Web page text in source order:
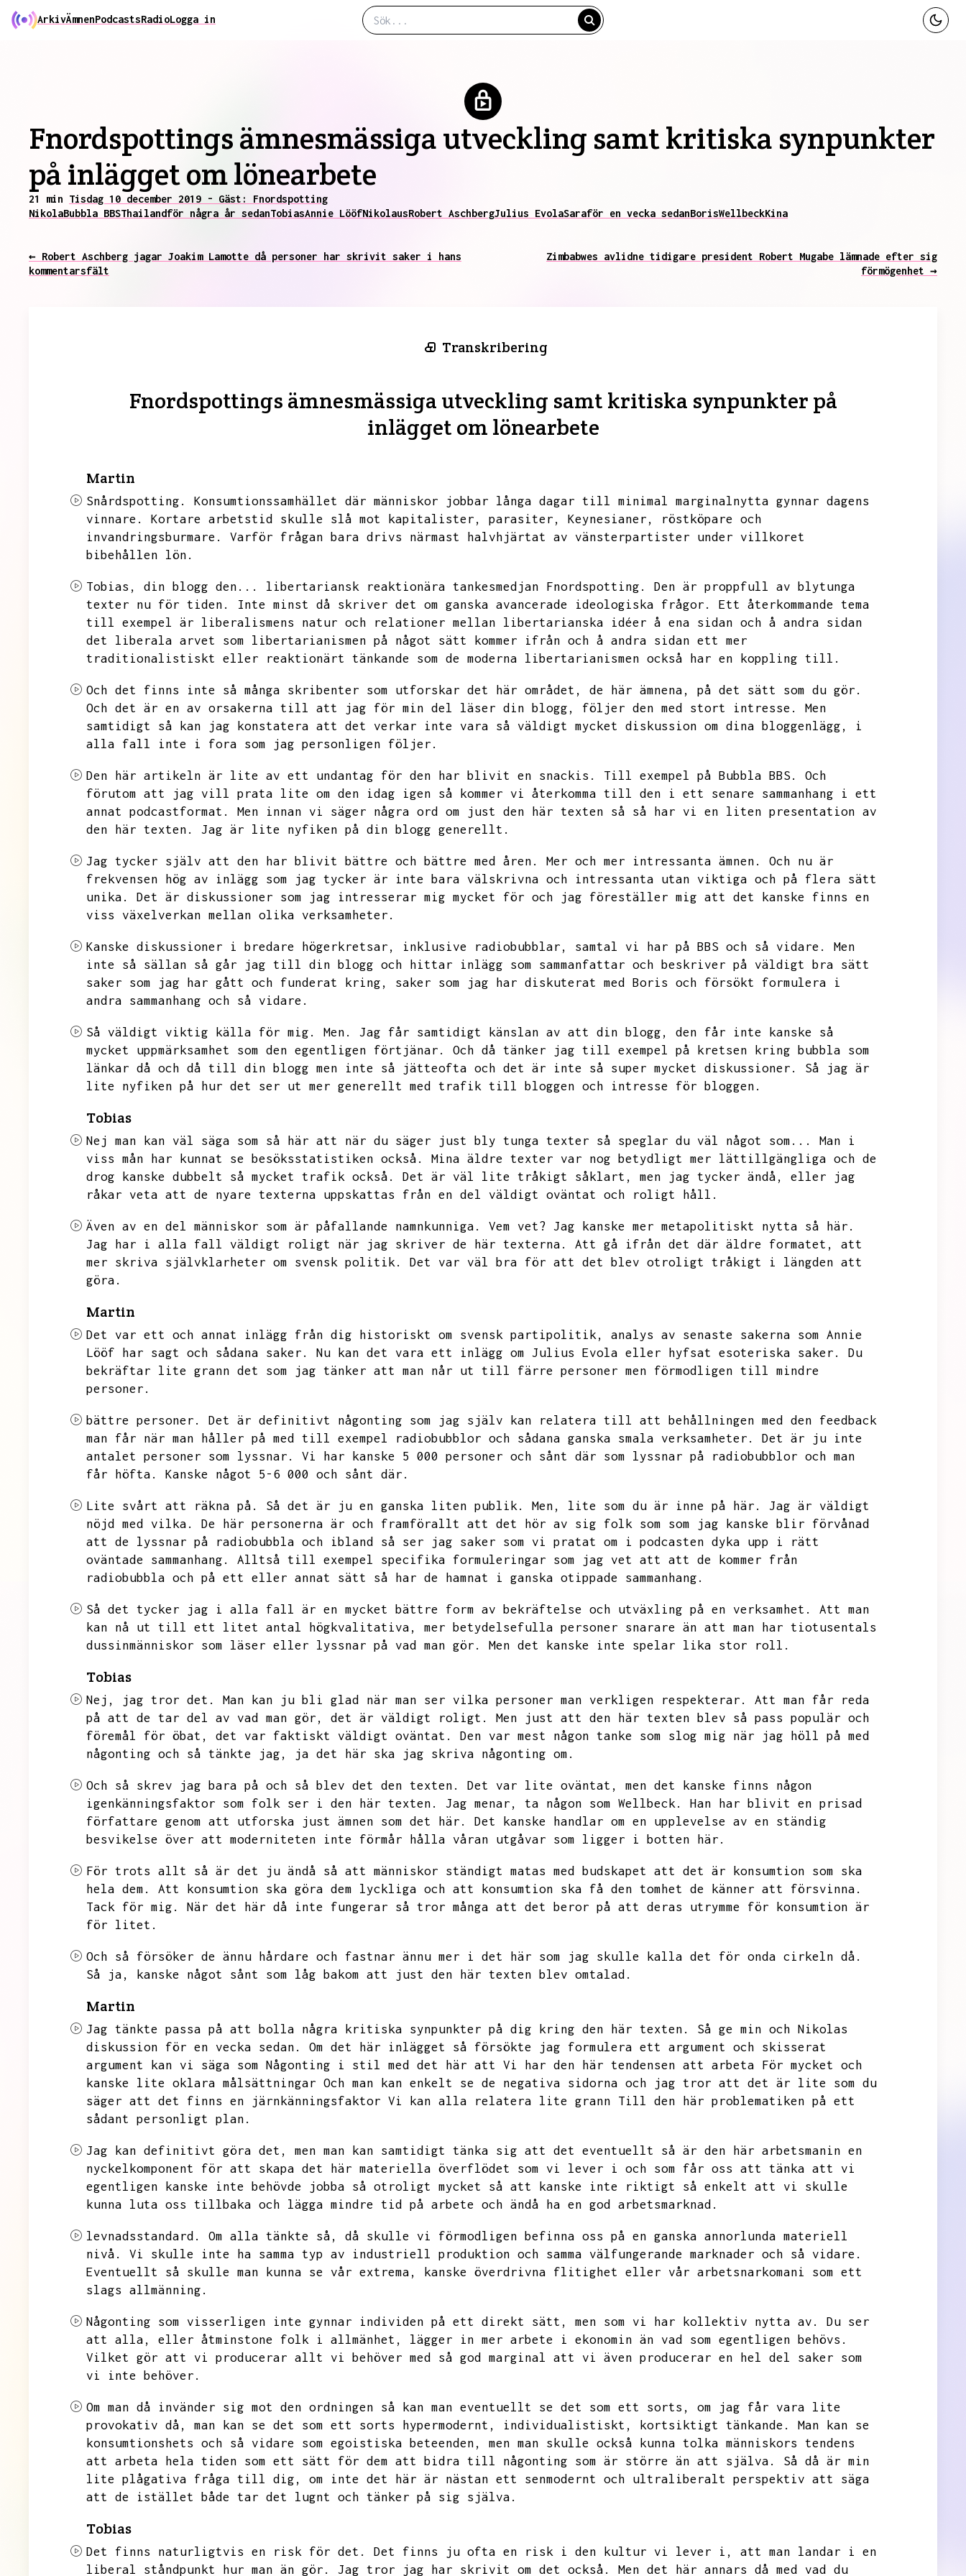
ArkivÄmnenPodcastsRadioLogga in
Fnordspottings ämnesmässiga utveckling samt kritiska synpunkter
på inlägget om lönearbete
21 min Tisdag 10 december 2019 - Gäst: Fnordspotting
NikolaBubbla BBSThailandför några år sedanTobiasAnnie LööfNikolausRobert AschbergJulius EvolaSaraför en vecka sedanBorisWellbeckKina
← Robert Aschberg jagar Joakim Lamotte då personer har skrivit saker i hans
kommentarsfält
Zimbabwes avlidne tidigare president Robert Mugabe lämnade efter sig
förmögenhet →
Transkribering
Fnordspottings ämnesmässiga utveckling samt kritiska synpunkter på
inlägget om lönearbete
Martin
Snårdspotting.
Konsumtionssamhället där människor jobbar långa dagar till minimal marginalnytta gynnar dagens
vinnare.
Kortare arbetstid skulle slå mot kapitalister, parasiter, Keynesianer,
röstköpare och
invandringsburmare.
Varför frågan bara drivs närmast halvhjärtat av vänsterpartister under villkoret
bibehållen lön.
Tobias, din blogg den... libertariansk reaktionära tankesmedjan Fnordspotting.
Den är proppfull av blytunga
texter nu för tiden.
Inte minst då skriver det om ganska avancerade ideologiska frågor.
Ett återkommande tema
till exempel är liberalismens natur och relationer mellan libertarianska idéer å ena sidan och å andra sidan
det liberala arvet som libertarianismen på något sätt kommer ifrån och å andra sidan ett mer
traditionalistiskt eller reaktionärt tänkande som de moderna libertarianismen också har en koppling till.
Och det finns inte så många skribenter som utforskar det här området, de här ämnena,
på det sätt som du gör.
Och det är en av orsakerna till att jag för min del läser din blogg,
följer den med stort intresse.
Men
samtidigt så kan jag konstatera att det verkar inte vara så väldigt mycket diskussion om dina bloggenlägg,
i
alla fall inte i fora som jag personligen följer.
Den här artikeln är lite av ett undantag för den har blivit en snackis. Till exempel på Bubbla BBS.
Och
förutom att jag vill prata lite om den idag igen så kommer vi återkomma till den i ett senare sammanhang i ett
annat podcastformat.
Men innan vi säger några ord om just den här texten så så har vi en liten presentation av
den här texten.
Jag är lite nyfiken på din blogg generellt.
Jag tycker själv att den har blivit bättre och bättre med åren. Mer och mer intressanta ämnen.
Och nu är
frekvensen hög av inlägg som jag tycker är inte bara välskrivna och intressanta utan viktiga och på flera sätt
unika.
Det är diskussioner som jag intresserar mig mycket för och jag föreställer mig att det kanske finns en
viss växelverkan mellan olika verksamheter.
Kanske diskussioner i bredare högerkretsar, inklusive radiobubblar, samtal vi har på BBS och så vidare.
Men
inte så sällan så går jag till din blogg och hittar inlägg som sammanfattar och beskriver på väldigt bra sätt
saker som jag har gått och funderat kring,
saker som jag har diskuterat med Boris och försökt formulera i
andra sammanhang och så vidare.
Så väldigt viktig källa för mig. Men. Jag får samtidigt känslan av att din blogg,
den får inte kanske så
mycket uppmärksamhet som den egentligen förtjänar.
Och då tänker jag till exempel på kretsen kring bubbla som
länkar då och då till din blogg men inte så jätteofta och det är inte så super mycket diskussioner.
Så jag är
lite nyfiken på hur det ser ut mer generellt med trafik till bloggen och intresse för bloggen.
Tobias
Nej man kan väl säga som så här att när du säger just bly tunga texter så speglar du väl något som...
Man i
viss mån har kunnat se besöksstatistiken också.
Mina äldre texter var nog betydligt mer lättillgängliga och de
drog kanske dubbelt så mycket trafik också.
Det är väl lite tråkigt såklart, men jag tycker ändå,
eller jag
råkar veta att de nyare texterna uppskattas från en del väldigt oväntat och roligt håll.
Även av en del människor som är påfallande namnkunniga. Vem vet? Jag kanske mer metapolitiskt nytta så här.
Jag har i alla fall väldigt roligt när jag skriver de här texterna.
Att gå ifrån det där äldre formatet,
att
mer skriva självklarheter om svensk politik.
Det var väl bra för att det blev otroligt tråkigt i längden att
göra.
Martin
Det var ett och annat inlägg från dig historiskt om svensk partipolitik,
analys av senaste sakerna som Annie
Lööf har sagt och sådana saker.
Nu kan det vara ett inlägg om Julius Evola eller hyfsat esoteriska saker.
Du
bekräftar lite grann det som jag tänker att man når ut till färre personer men förmodligen till mindre
personer.
bättre personer.
Det är definitivt någonting som jag själv kan relatera till att behållningen med den feedback
man får när man håller på med till exempel radiobubblor och sådana ganska smala verksamheter.
Det är ju inte
antalet personer som lyssnar.
Vi har kanske 5 000 personer och sånt där som lyssnar på radiobubblor och man
får höfta.
Kanske något 5-6 000 och sånt där.
Lite svårt att räkna på. Så det är ju en ganska liten publik. Men, lite som du är inne på här.
Jag är väldigt
nöjd med vilka.
De här personerna är och framförallt att det hör av sig folk som som jag kanske blir förvånad
att de lyssnar på radiobubbla och ibland så ser jag saker som vi pratat om i podcasten dyka upp i rätt
oväntade sammanhang.
Alltså till exempel specifika formuleringar som jag vet att att de kommer från
radiobubbla och på ett eller annat sätt så har de hamnat i ganska otippade sammanhang.
Så det tycker jag i alla fall är en mycket bättre form av bekräftelse och utväxling på en verksamhet.
Att man
kan nå ut till ett litet antal högkvalitativa,
mer betydelsefulla personer snarare än att man har tiotusentals
dussinmänniskor som läser eller lyssnar på vad man gör.
Men det kanske inte spelar lika stor roll.
Tobias
Nej, jag tror det. Man kan ju bli glad när man ser vilka personer man verkligen respekterar.
Att man får reda
på att de tar del av vad man gör,
det är väldigt roligt.
Men just att den här texten blev så pass populär och
föremål för öbat,
det var faktiskt väldigt oväntat.
Den var mest någon tanke som slog mig när jag höll på med
någonting och så tänkte jag,
ja det här ska jag skriva någonting om.
Och så skrev jag bara på och så blev det den texten. Det var lite oväntat,
men det kanske finns någon
igenkänningsfaktor som folk ser i den här texten.
Jag menar, ta någon som Wellbeck.
Han har blivit en prisad
författare genom att utforska just ämnen som det här.
Det kanske handlar om en upplevelse av en ständig
besvikelse över att moderniteten inte förmår hålla våran utgåvar som ligger i botten här.
För trots allt så är det ju ändå så att människor ständigt matas med budskapet att det är konsumtion som ska
hela dem.
Att konsumtion ska göra dem lyckliga och att konsumtion ska få den tomhet de känner att försvinna.
Tack för mig.
När det här då inte fungerar så tror många att det beror på att deras utrymme för konsumtion är
för litet.
Och så försöker de ännu hårdare och fastnar ännu mer i det här som jag skulle kalla det för onda cirkeln då.
Så ja,
kanske något sånt som låg bakom att just den här texten blev omtalad.
Martin
Jag tänkte passa på att bolla några kritiska synpunkter på dig kring den här texten.
Så ge min och Nikolas
diskussion för en vecka sedan.
Om det här inlägget så försökte jag formulera ett argument och skisserat
argument kan vi säga som Någonting i stil med det här att Vi har den här tendensen att arbeta För mycket och
kanske lite oklara målsättningar Och man kan enkelt se de negativa sidorna och jag tror att det är lite som du
säger att det finns en järnkänningsfaktor Vi kan alla relatera lite grann Till den här problematiken på ett
sådant personligt plan.
Jag kan definitivt göra det,
men man kan samtidigt tänka sig att det eventuellt så är den här arbetsmanin en
nyckelkomponent för att skapa det här materiella överflödet som vi lever i och som får oss att tänka att vi
egentligen kanske inte behövde jobba så otroligt mycket så att kanske inte riktigt så enkelt att vi skulle
kunna luta oss tillbaka och lägga mindre tid på arbete och ändå ha en god arbetsmarknad.
levnadsstandard. Om alla tänkte så,
då skulle vi förmodligen befinna oss på en ganska annorlunda materiell
nivå.
Vi skulle inte ha samma typ av industriell produktion och samma välfungerande marknader och så vidare.
Eventuellt så skulle man kunna se vår extrema,
kanske överdrivna flitighet eller vår arbetsnarkomani som ett
slags allmänning.
Någonting som visserligen inte gynnar individen på ett direkt sätt, men som vi har kollektiv nytta av.
Du ser
att alla,
eller åtminstone folk i allmänhet,
lägger in mer arbete i ekonomin än vad som egentligen behövs.
Vilket gör att vi producerar allt vi behöver med så god marginal att vi även producerar en hel del saker som
vi inte behöver.
Om man då invänder sig mot den ordningen så kan man eventuellt se det som ett sorts,
om jag får vara lite
provokativ då,
man kan se det som ett sorts hypermodernt, individualistiskt, kortsiktigt tänkande.
Man kan se
konsumtionshets och så vidare som egoistiska beteenden,
men man skulle också kunna tolka människors tendens
att arbeta hela tiden som ett sätt för dem att bidra till någonting som är större än att själva.
Så då är min
lite plågativa fråga till dig,
om inte det här är nästan ett senmodernt och ultraliberalt perspektiv att säga
att de istället både tar det lugnt och tänker på sig själva.
Tobias
Det finns naturligtvis en risk för det. Det finns ju ofta en risk i den kultur vi lever i,
att man landar i en
liberal ståndpunkt hur man än gör.
Jag tror jag har skrivit om det också. Men det här annars då med vad du